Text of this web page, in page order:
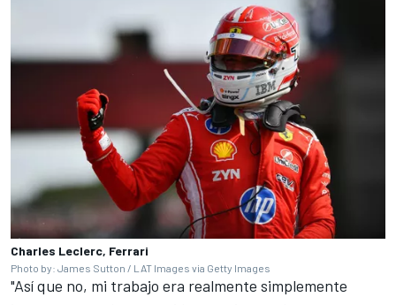
Charles Leclerc, Ferrari
Photo by: James Sutton / LAT Images via Getty Images
"Así que no, mi trabajo era realmente simplemente